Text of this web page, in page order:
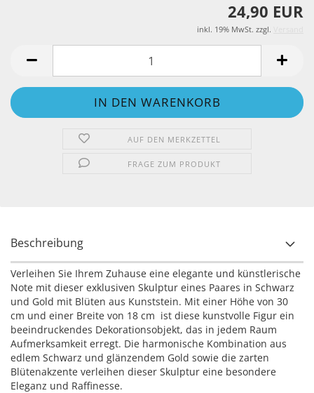
24,90 EUR
inkl. 19% MwSt. zzgl.
AUF DEN MERKZETTEL
FRAGE ZUM PRODUKT
Beschreibung
Verleihen Sie Ihrem Zuhause eine elegante und künstlerische
Note mit dieser exklusiven Skulptur eines Paares in Schwarz
und Gold mit Blüten aus Kunststein. Mit einer Höhe von 30
cm und einer Breite von 18 cm ist diese kunstvolle Figur ein
beeindruckendes Dekorationsobjekt, das in jedem Raum
Aufmerksamkeit erregt. Die harmonische Kombination aus
edlem Schwarz und glänzendem Gold sowie die zarten
Blütenakzente verleihen dieser Skulptur eine besondere
Eleganz und Raffinesse.